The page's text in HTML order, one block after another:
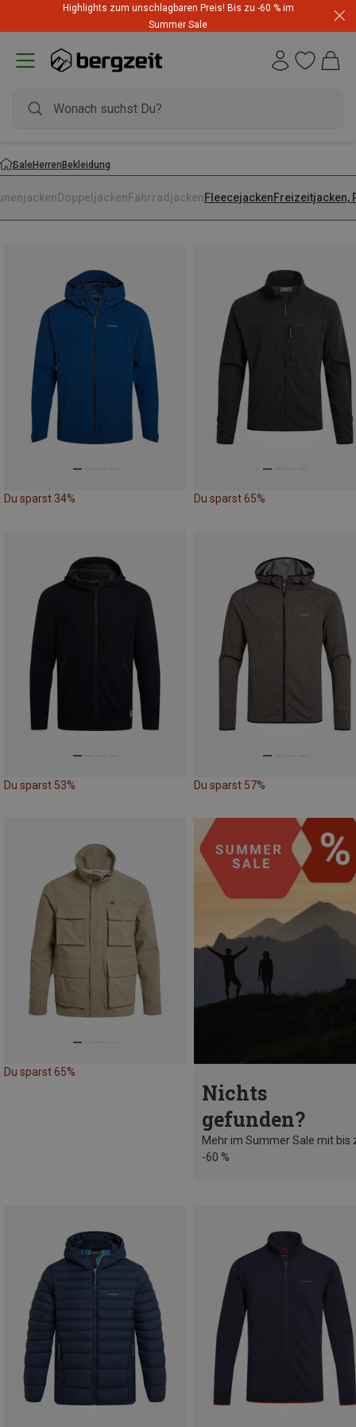
Highlights zum unschlagbaren Preis! Bis zu -60 % im
Summer Sale
SaleHerrenBekleidung
Doppeljacken FahrradjackenFleecejackenFreizeitjacken,
Du sparst 34% Du sparst 65%
Du sparst 53% Du sparst 57%
Du sparst 65%
Nichts
gefunden?
Mehr im Summer Sale mit bis
-60 %